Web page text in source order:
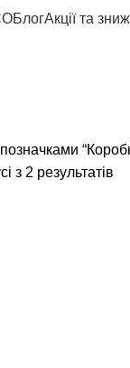
БлогАкції та
з 2 результатів